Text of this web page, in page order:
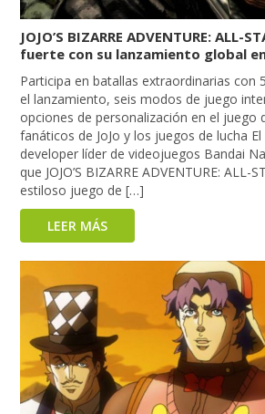
JOJO’S BIZARRE ADVENTURE: ALL-
fuerte con su lanzamiento global
Participa en batallas extraordinarias con
el lanzamiento, seis modos de juego
opciones de personalización en el juego
fanáticos de JoJo y los juegos de lucha
developer líder de videojuegos Bandai
que JOJO’S BIZARRE ADVENTURE: ALL-
estiloso juego de […]
LEER MÁS